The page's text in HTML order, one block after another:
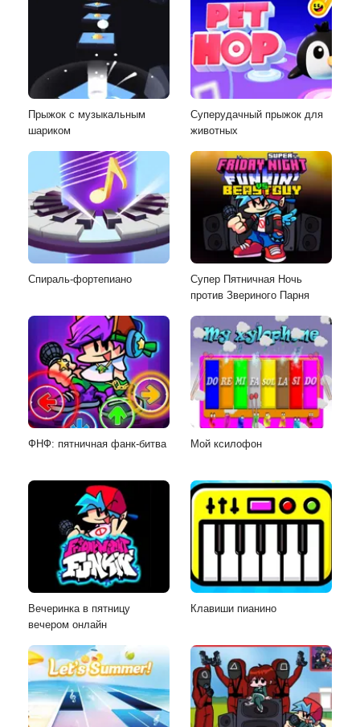
Прыжок с музыкальным
шариком
Суперудачный прыжок для
животных
Спираль-фортепиано
Супер Пятничная Ночь
против Звериного Парня
ФНФ: пятничная фанк-битва Мой ксилофон
Вечеринка в пятницу
вечером онлайн
Клавиши пианино